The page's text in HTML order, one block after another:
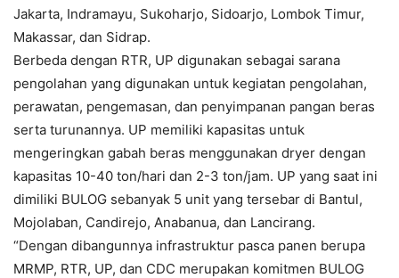
Jakarta, Indramayu, Sukoharjo, Sidoarjo, Lombok Timur,
Makassar, dan Sidrap.
Berbeda dengan RTR, UP digunakan sebagai sarana
pengolahan yang digunakan untuk kegiatan pengolahan,
perawatan, pengemasan, dan penyimpanan pangan beras
serta turunannya. UP memiliki kapasitas untuk
mengeringkan gabah beras menggunakan dryer dengan
kapasitas 10-40 ton/hari dan 2-3 ton/jam. UP yang saat ini
dimiliki BULOG sebanyak 5 unit yang tersebar di Bantul,
Mojolaban, Candirejo, Anabanua, dan Lancirang.
“Dengan dibangunnya infrastruktur pasca panen berupa
MRMP, RTR, UP, dan CDC merupakan komitmen BULOG